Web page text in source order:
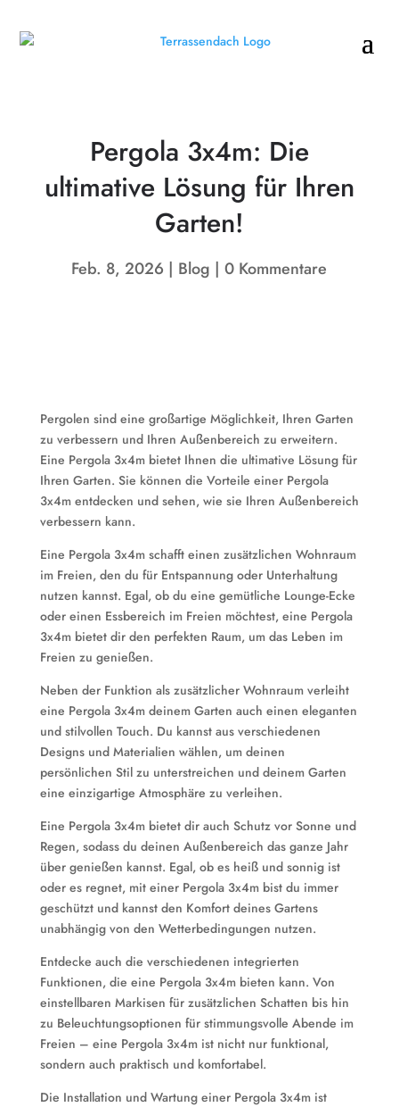
Pergola 3x4m: Die
ultimative Lösung für Ihren
Garten!
Feb. 8, 2026 Blog 0 Kommentare
Pergolen sind eine großartige Möglichkeit, Ihren Garten
zu verbessern und Ihren Außenbereich zu erweitern.
Eine Pergola 3x4m bietet Ihnen die ultimative Lösung für
Ihren Garten. Sie können die Vorteile einer Pergola
3x4m entdecken und sehen, wie sie Ihren Außenbereich
verbessern kann.
Eine Pergola 3x4m schafft einen zusätzlichen Wohnraum
im Freien, den du für Entspannung oder Unterhaltung
nutzen kannst. Egal, ob du eine gemütliche Lounge-Ecke
oder einen Essbereich im Freien möchtest, eine Pergola
3x4m bietet dir den perfekten Raum, um das Leben im
Freien zu genießen.
Neben der Funktion als zusätzlicher Wohnraum verleiht
eine Pergola 3x4m deinem Garten auch einen eleganten
und stilvollen Touch. Du kannst aus verschiedenen
Designs und Materialien wählen, um deinen
persönlichen Stil zu unterstreichen und deinem Garten
eine einzigartige Atmosphäre zu verleihen.
Eine Pergola 3x4m bietet dir auch Schutz vor Sonne und
Regen, sodass du deinen Außenbereich das ganze Jahr
über genießen kannst. Egal, ob es heiß und sonnig ist
oder es regnet, mit einer Pergola 3x4m bist du immer
geschützt und kannst den Komfort deines Gartens
unabhängig von den Wetterbedingungen nutzen.
Entdecke auch die verschiedenen integrierten
Funktionen, die eine Pergola 3x4m bieten kann. Von
einstellbaren Markisen für zusätzlichen Schatten bis hin
zu Beleuchtungsoptionen für stimmungsvolle Abende im
Freien – eine Pergola 3x4m ist nicht nur funktional,
sondern auch praktisch und komfortabel.
Die Installation und Wartung einer Pergola 3x4m ist